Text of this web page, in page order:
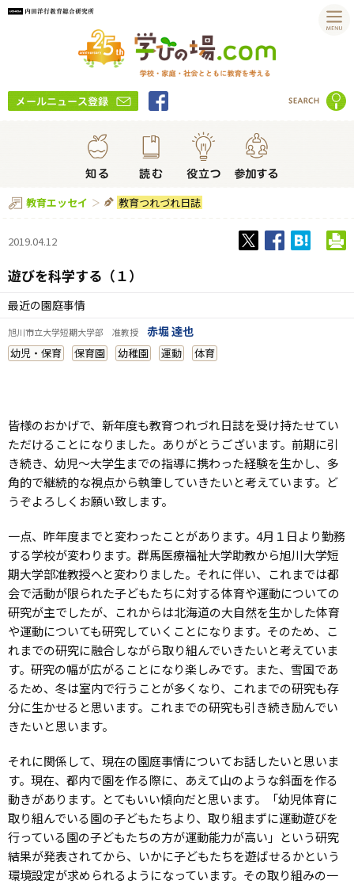
教育エッセイ 教育つれづれ日誌
2019.04.12
遊びを科学する（１）
最近の園庭事情
旭川市立大学短期大学部 准教授 赤堀 達也
幼児・保育 保育園 幼稚園 運動 体育
皆様のおかげで、新年度も教育つれづれ日誌を受け持たせてい
ただけることになりました。ありがとうございます。前期に引
き続き、幼児～大学生までの指導に携わった経験を生かし、多
角的で継続的な視点から執筆していきたいと考えています。ど
うぞよろしくお願い致します。
一点、昨年度までと変わったことがあります。4月１日より勤務
する学校が変わります。群馬医療福祉大学助教から旭川大学短
期大学部准教授へと変わりました。それに伴い、これまでは都
会で活動が限られた子どもたちに対する体育や運動についての
研究が主でしたが、これからは北海道の大自然を生かした体育
や運動についても研究していくことになります。そのため、こ
れまでの研究に融合しながら取り組んでいきたいと考えていま
す。研究の幅が広がることになり楽しみです。また、雪国であ
るため、冬は室内で行うことが多くなり、これまでの研究も存
分に生かせると思います。これまでの研究も引き続き励んでい
きたいと思います。
それに関係して、現在の園庭事情についてお話したいと思いま
す。現在、都内で園を作る際に、あえて山のような斜面を作る
動きがあります。とてもいい傾向だと思います。「幼児体育に
取り組んでいる園の子どもたちより、取り組まずに運動遊びを
行っている園の子どもたちの方が運動能力が高い」という研究
結果が発表されてから、いかに子どもたちを遊ばせるかという
環境設定が求められるようになっています。その取り組みの一